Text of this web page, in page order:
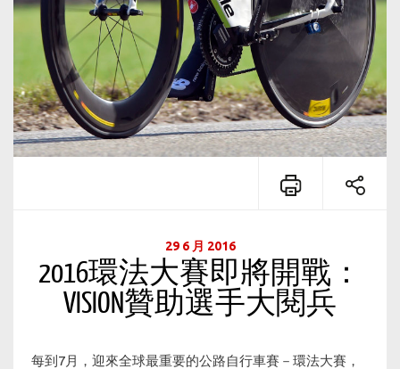
29 6 月 2016
2016環法大賽即將開戰：
VISION贊助選手大閱兵
每到7月，迎來全球最重要的公路自行車賽－環法大賽，